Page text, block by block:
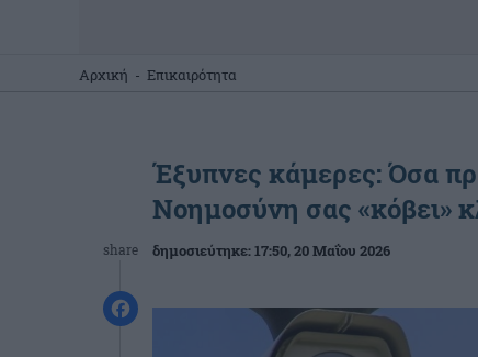
Αρχική - Επικαιρότητα
share
Έξυπνες κάμερες: Όσα
Νοημοσύνη σας «κόβει»
δημοσιεύτηκε:17:50, 20 Μαΐου 2026